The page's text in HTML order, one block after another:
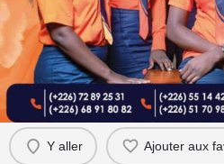
Institut Supérieur
Polytechnique (
Détails Évènements 1
Y aller Ajouter aux